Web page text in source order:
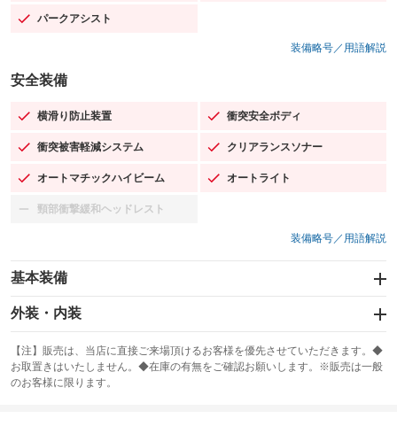
パークアシスト
：装備あり
装備略号／用語解説
安全装備
横滑り防止装置
：装備あり 衝突安全ボディ
：装備あり
衝突被害軽減システム
：装備あり クリアランスソナー
：装備あり
オートマチックハイビーム
：装備あり オートライト
：装備あり
頸部衝撃緩和ヘッドレスト
：装備なし
装備略号／用語解説
基本装備
エアバッグ：運転席/助手席/サイド
：装備あり
：装備あり
サンルーフ
：装備あり ABS
外装・内装
カーナビ：メモリーナビ他
：装備あり
TV：フルセグ
：装備あり
【注】販売は、当店に直接ご来場頂けるお客様を優先させていただきます。◆
お取置きはいたしません。◆在庫の有無をご確認お願いします。※販売は一般
のお客様に限ります。